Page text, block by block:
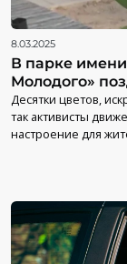
8.03.2025
В парке имени
Молодого»
Десятки цветов,
так активисты
настроение для